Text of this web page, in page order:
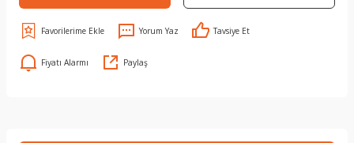
Yorum Yaz Tavsiye Et
Fiyatı Alarmı Paylaş